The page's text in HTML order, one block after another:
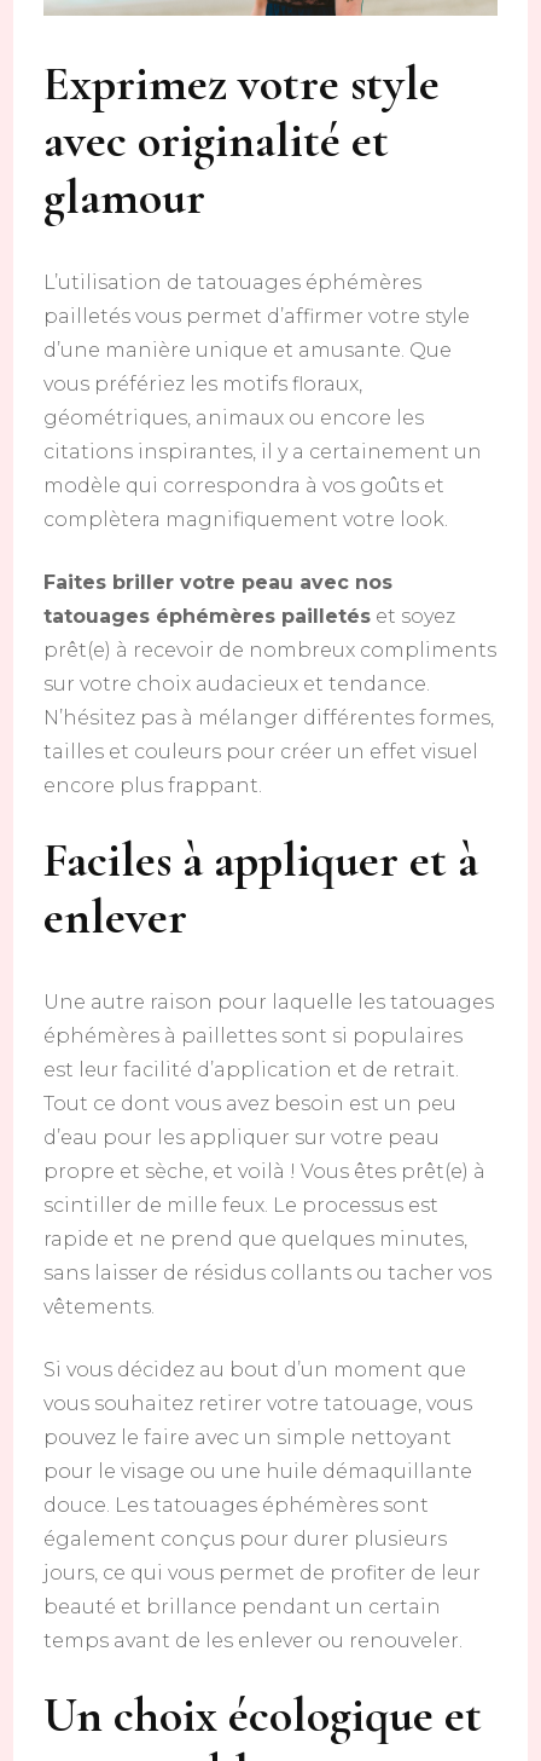
Exprimez votre style
avec originalité et
glamour
L’utilisation de tatouages éphémères
pailletés vous permet d’affirmer votre style
d’une manière unique et amusante. Que
vous préfériez les motifs floraux,
géométriques, animaux ou encore les
citations inspirantes, il y a certainement un
modèle qui correspondra à vos goûts et
complètera magnifiquement votre look.
Faites briller votre peau avec nos
tatouages éphémères pailletés et soyez
prêt(e) à recevoir de nombreux compliments
sur votre choix audacieux et tendance.
N’hésitez pas à mélanger différentes formes,
tailles et couleurs pour créer un effet visuel
encore plus frappant.
Faciles à appliquer et à
enlever
Une autre raison pour laquelle les tatouages
éphémères à paillettes sont si populaires
est leur facilité d’application et de retrait.
Tout ce dont vous avez besoin est un peu
d’eau pour les appliquer sur votre peau
propre et sèche, et voilà ! Vous êtes prêt(e) à
scintiller de mille feux. Le processus est
rapide et ne prend que quelques minutes,
sans laisser de résidus collants ou tacher vos
vêtements.
Si vous décidez au bout d’un moment que
vous souhaitez retirer votre tatouage, vous
pouvez le faire avec un simple nettoyant
pour le visage ou une huile démaquillante
douce. Les tatouages éphémères sont
également conçus pour durer plusieurs
jours, ce qui vous permet de profiter de leur
beauté et brillance pendant un certain
temps avant de les enlever ou renouveler.
Un choix écologique et